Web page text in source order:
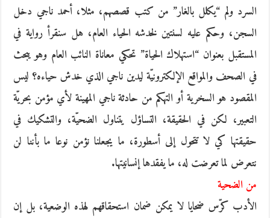
السرد ولم “يكلل بالغار” من كتب قصصهم، مثلا، أحمد ناجي دخل
السجن، وحكم عليه لسنتين لخدشه الحياء العام، هل سنقرأ رواية في
المستقبل بعنوان “استهلاك الحياة” تحكي معاناة النائب العام وهو يبحث
في الصحف والمواقع الإلكترونيّة ليدين ناجي الذي خدش حياءه؟ ليس
المقصود هو السخرية أو التهكم من حادثة ناجي المهينة لأي مؤمن بحريّة
التعبير، لكن في الحقيقة، التساؤل يتناول الضحيّة، والتشكيك في
حقيقتها كي لا تتحول إلى أسطورة، ما يجعلنا نؤمن نوعا ما بأننا لن
نتعرض لما تعرضت له، ما يفقدها إنسانيتها.
من الضحية
الأدب كرّس ضحايا لا يمكن ضمان استحقاقهم لهذه الوضعية، بل إن